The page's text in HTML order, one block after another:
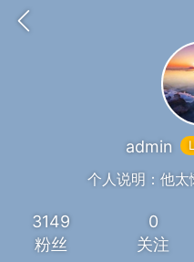
赚题库
赚金币和题库券
加入上海学习交流群，
admin
个人说明：他
3149
粉丝
0
关注